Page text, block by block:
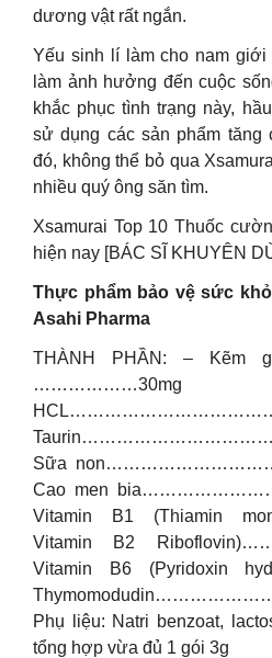
dương vật rất ngắn.
Yếu sinh lí làm cho nam
làm ảnh hưởng đến cuộc
khắc phục tình trạng này,
sử dụng các sản phẩm tăng
đó, không thể bỏ qua
nhiều quý ông săn tìm.
Xsamurai Top 10 Thuốc
hiện nay [BÁC SĨ KHUYÊN
Thực phẩm bảo vệ sức
Asahi Pharma
THÀNH PHẦN: – Kẽm
Sữa
Cao men
Vitamin B1 (Thiamin
Vitamin B2
Vitamin B6 (Pyridoxin
Phụ liệu: Natri benzoat,
tổng hợp vừa đủ 1 gói 3g